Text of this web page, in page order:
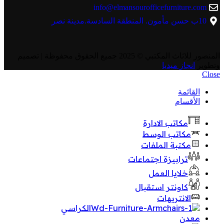
info@elmansourofficefurniture.com
10ب حسن مأمون. المنطقة السادسة.مدينة نصر
انجاز ميديا
Close
القائمة
الأقسام
مكاتب الادارة
مكاتب الوسط
مكتبة الملفات
ترابيزة اجتماعات
خلايا العمل
كاونتر استقبال
الانتريهات
الكراسي
معدن